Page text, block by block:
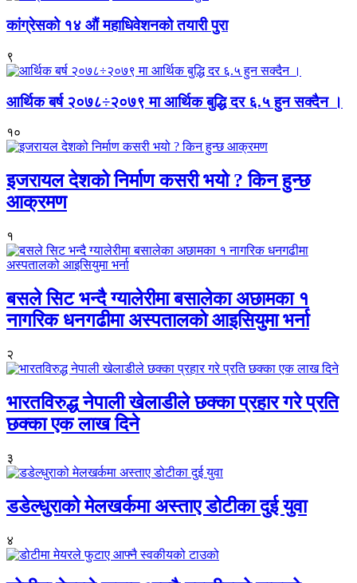
कांग्रेसको १४ औं महाधिवेशनको तयारी पुरा
९
आर्थिक बर्ष २०७८÷२०७९ मा आर्थिक बुद्धि दर ६.५ हुन सक्दैन ।
१०
इजरायल देशको निर्माण कसरी भयो ? किन हुन्छ
आक्रमण
१
बसले सिट भन्दै ग्यालेरीमा बसालेका अछामका १
नागरिक धनगढीमा अस्पतालको आइसियुमा भर्ना
२
भारतविरुद्ध नेपाली खेलाडीले छक्का प्रहार गरे प्रति
छक्का एक लाख दिने
३
डडेल्धुराको मेलखर्कमा अस्ताए डोटीका दुई युवा
४